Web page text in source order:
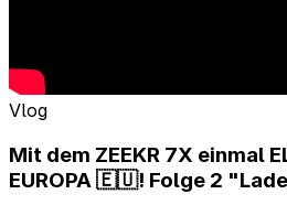
Vlog
Mit dem ZEEKR 7X einmal
EUROPA 🇪🇺! Folge 2